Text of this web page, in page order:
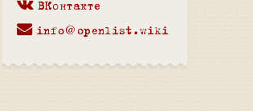
ВКонтакте
info@openlist.wiki